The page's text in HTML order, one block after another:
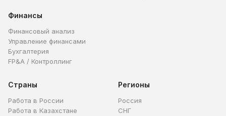
Финансы
Финансовый анализ
Управление финансами
Бухгалтерия
FP&A / Контроллинг
Страны
Работа в России
Работа в Казахстане
Регионы
Россия
СНГ